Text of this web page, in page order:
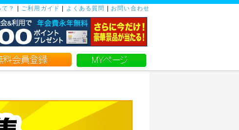
？ | ご利用ガイド | よくある質問 | お問い合わせ